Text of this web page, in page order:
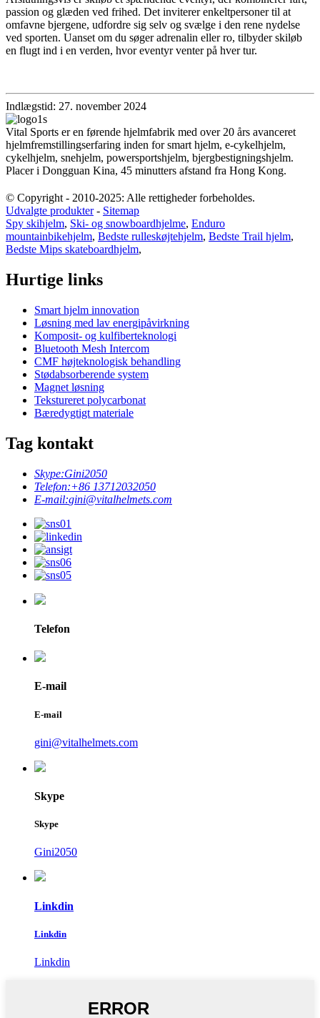
passion og glæden ved frihed. Det inviterer enkeltpersoner til at
omfavne bjergene, udfordre sig selv og svælge i den rene nydelse
ved sporten. Uanset om du søger adrenalin eller ro, tilbyder skiløb
en flugt ind i en verden, hvor eventyr venter på hver tur.
Indlægstid: 27. november 2024
Vital Sports er en førende hjelmfabrik med over 20 års avanceret
hjelmfremstillingserfaring inden for smart hjelm, e-cykelhjelm,
cykelhjelm, snehjelm, powersportshjelm, bjergbestigningshjelm.
Placer i Dongguan Kina, 45 minutters afstand fra Hong Kong.
© Copyright - 2010-2025: Alle rettigheder forbeholdes.
Udvalgte produkter- Sitemap
Spy skihjelm, Ski- og snowboardhjelme, Enduro
mountainbikehjelm, Bedste rulleskøjtehjelm, Bedste Trail hjelm,
Bedste Mips skateboardhjelm,
Hurtige links
Smart hjelm innovation
Løsning med lav energipåvirkning
Komposit- og kulfiberteknologi
Bluetooth Mesh Intercom
CMF højteknologisk behandling
Stødabsorberende system
Magnet løsning
Tekstureret polycarbonat
Bæredygtigt materiale
Tag kontakt
Skype:Gini2050
Telefon:+86 13712032050
E-mail:gini@vitalhelmets.com
Telefon
E-mail
E-mail
gini@vitalhelmets.com
Skype
Skype
Gini2050
Linkdin
Linkdin
Linkdin